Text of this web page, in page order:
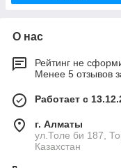
О нас
Рейтинг не
Менее 5 отзывов
Работает с
г. Алматы
ул.Толе би 187,
Казахстан